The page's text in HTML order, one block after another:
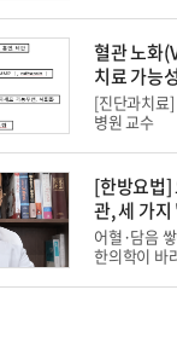
혈관 노화
치료 가능
[진단과치료
병원 교수
[한방요법]
관, 세 가
법으로 청
어혈·담음
한의학이 바